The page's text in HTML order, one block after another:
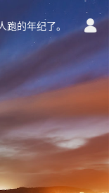
的年纪了。